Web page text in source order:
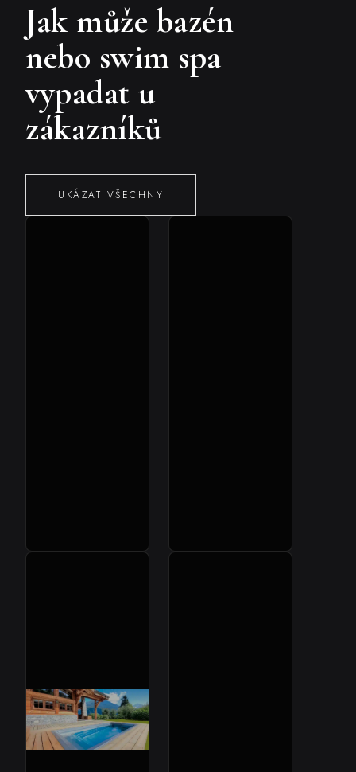
Jak může bazén
nebo swim spa
vypadat u
zákazníků
UKÁZAT VŠECHNY